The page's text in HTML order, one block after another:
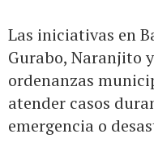
Las iniciativas en
Gurabo, Naranjito
ordenanzas
atender casos
emergencia o